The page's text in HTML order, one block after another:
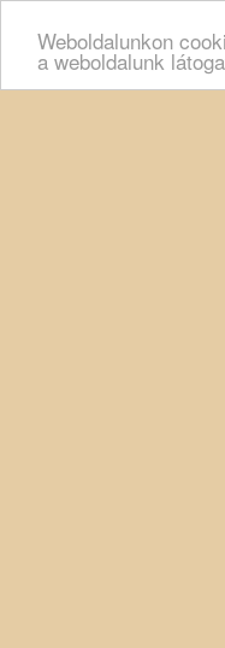
Weboldalunkon
a weboldalunk